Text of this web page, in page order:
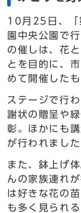
10月25日、「
園中央公園で
の催しは、花
とを目的に、
めて開催したも
ステージで行
謝状の贈呈や
彰。ほかにも
が行われました
また、鉢上げ
んの家族連れ
は好きな花の
も多く見られ